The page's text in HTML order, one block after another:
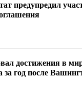
предупредил
достижения в
год после